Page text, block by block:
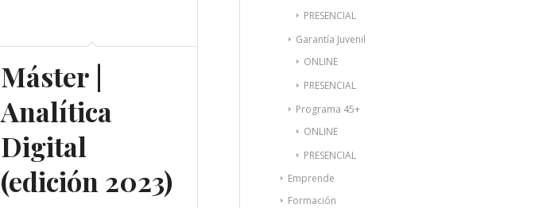
Máster |
Analítica
Digital
(edición 2023)
PRESENCIAL
Garantía Juvenil
ONLINE
PRESENCIAL
Programa 45+
ONLINE
PRESENCIAL
Emprende
Formación